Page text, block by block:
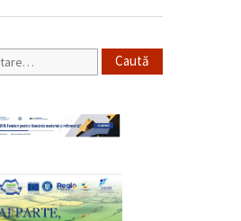
Caută